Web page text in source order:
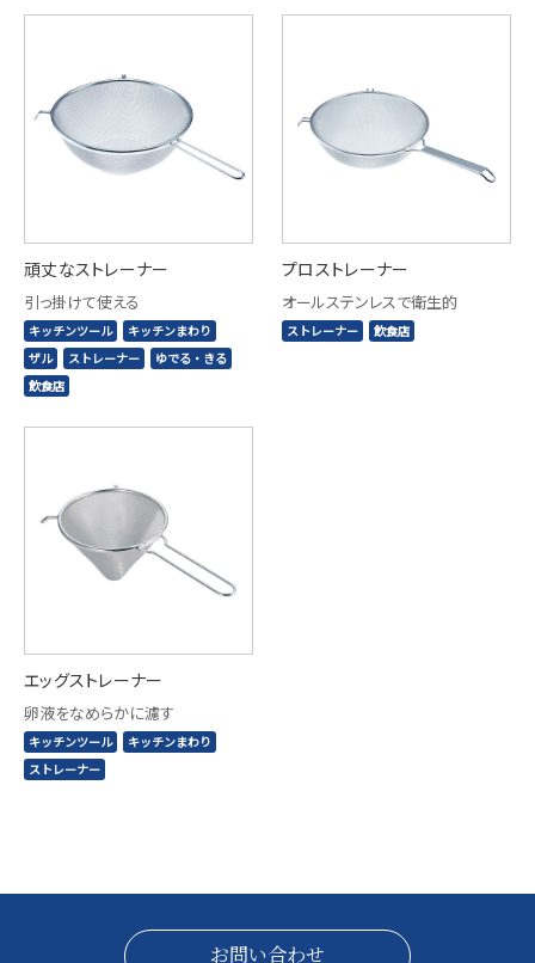
頑丈なストレーナー
引っ掛けて使える
キッチンツール
キッチンまわり
ザル
ストレーナー
ゆでる・きる
飲食店
プロストレーナー
オールステンレスで衛生的
ストレーナー 飲食店
エッグストレーナー
卵液をなめらかに濾す
キッチンツール
キッチンまわり
ストレーナー
お問い合わせ